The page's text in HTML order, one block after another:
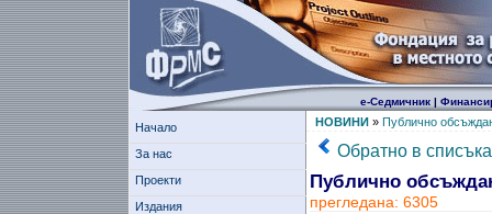
е-Седмичник|
Начало
За нас
Проекти
Издания
НОВИНИ» Публично
Обратно в списъка
Публично
прегледана: 6305